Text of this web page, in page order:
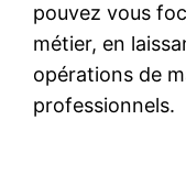
pouvez vous
métier, en
opérations de
professionnels.